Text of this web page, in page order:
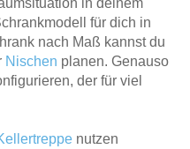
in deinem
für dich in
nach Maß kannst du
Nischen planen. Genauso
der für viel
nutzen